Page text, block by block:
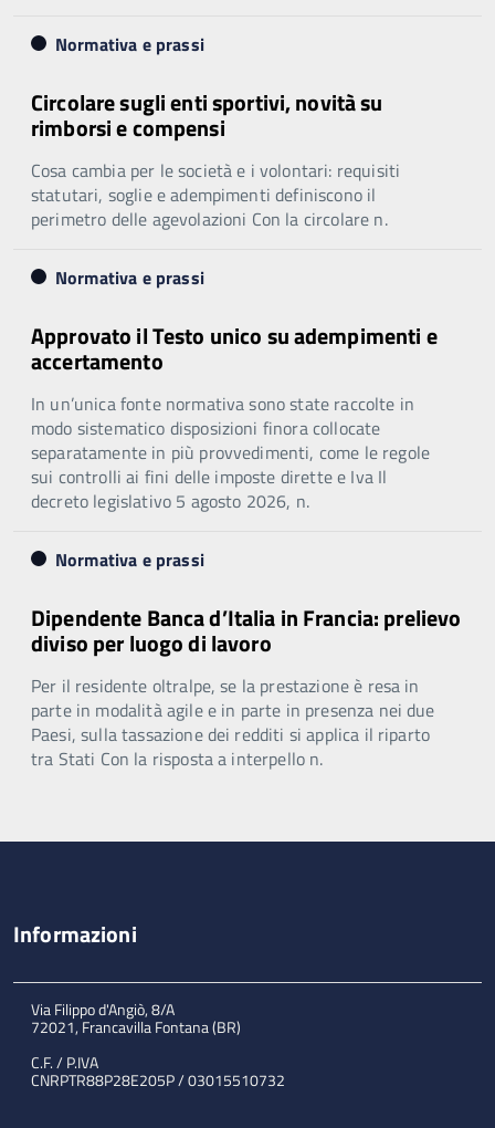
Normativa e prassi
Circolare sugli enti sportivi, novità su
rimborsi e compensi
Cosa cambia per le società e i volontari: requisiti
statutari, soglie e adempimenti definiscono il
perimetro delle agevolazioni Con la circolare n.
Normativa e prassi
Approvato il Testo unico su adempimenti e
accertamento
In un’unica fonte normativa sono state raccolte in
modo sistematico disposizioni finora collocate
separatamente in più provvedimenti, come le regole
sui controlli ai fini delle imposte dirette e Iva Il
decreto legislativo 5 agosto 2026, n.
Normativa e prassi
Dipendente Banca d’Italia in Francia: prelievo
diviso per luogo di lavoro
Per il residente oltralpe, se la prestazione è resa in
parte in modalità agile e in parte in presenza nei due
Paesi, sulla tassazione dei redditi si applica il riparto
tra Stati Con la risposta a interpello n.
Informazioni
Via Filippo d'Angiò, 8/A
72021, Francavilla Fontana (BR)
C.F. / P.IVA
CNRPTR88P28E205P / 03015510732